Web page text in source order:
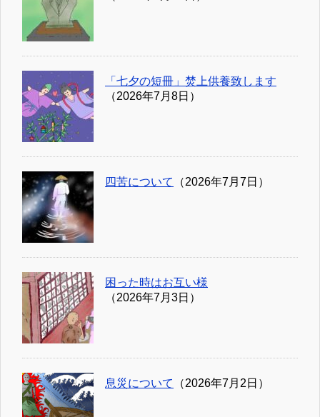
「七夕の短冊」焚上供養致します
（2026年7月8日）
四苦について （2026年7月7日）
困った時はお互い様
（2026年7月3日）
息災について （2026年7月2日）